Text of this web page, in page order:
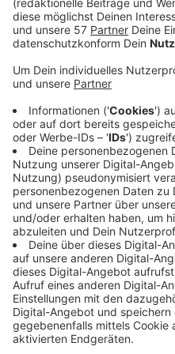
nicht mehr trägt mit,
dafür etwas anderes
Anna selbstverständlich
große Shopping-Touren
nicht mehr...
Veröffentlicht: Samstag,
Anzeige